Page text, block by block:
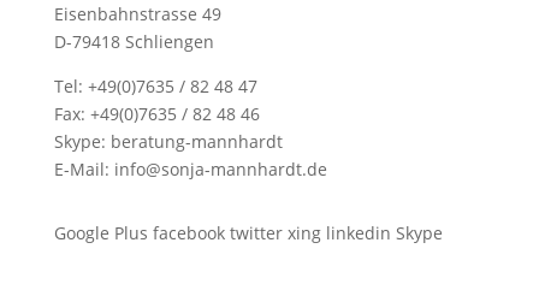
Eisenbahnstrasse 49
D-79418 Schliengen
Tel: +49(0)7635 / 82 48 47
Fax: +49(0)7635 / 82 48 46
Skype: beratung-mannhardt
E-Mail: info@sonja-mannhardt.de
Google Plus facebook twitter xing linkedin Skype